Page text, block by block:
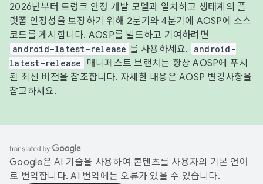
2026년부터 트렁크 안정 개발 모델과 일치하고 생태계의 플
랫폼 안정성을 보장하기 위해 2분기와 4분기에 AOSP에 소스
코드를 게시합니다. AOSP를 빌드하고 기여하려면
android-latest-release 를 사용하세요.
android-
latest-release
매니페스트 브랜치는 항상 AOSP에 푸시
된 최신 버전을 참조합니다. 자세한 내용은 AOSP 변경사항을
참고하세요.
Google은 AI 기술을 사용하여 콘텐츠를 사용자의 기본 언어
로 번역합니다. AI 번역에는 오류가 있을 수 있습니다.